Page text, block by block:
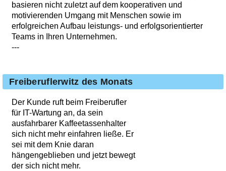
basieren nicht zuletzt auf dem kooperativen und
motivierenden Umgang mit Menschen sowie im
erfolgreichen Aufbau leistungs- und erfolgsorientierter
Teams in Ihren Unternehmen.
---
Freiberuflerwitz des Monats
Der Kunde ruft beim Freiberufler
für IT-Wartung an, da sein
ausfahrbarer Kaffeetassenhalter
sich nicht mehr einfahren ließe. Er
sei mit dem Knie daran
hängengeblieben und jetzt bewegt
der sich nicht mehr.